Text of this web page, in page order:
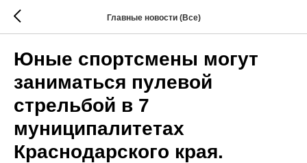
Главные новости (Все)
Юные спортсмены могут
заниматься пулевой
стрельбой в 7
муниципалитетах
Краснодарского края.